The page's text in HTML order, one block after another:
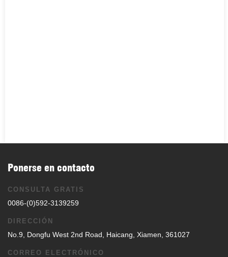
Ponerse en contacto
CONSULTA GRATIS
0086-(0)592-3139259
DIRECCIÓN
No.9, Dongfu West 2nd Road, Haicang, Xiamen, 361027
CORREO ELECTRÓNICO